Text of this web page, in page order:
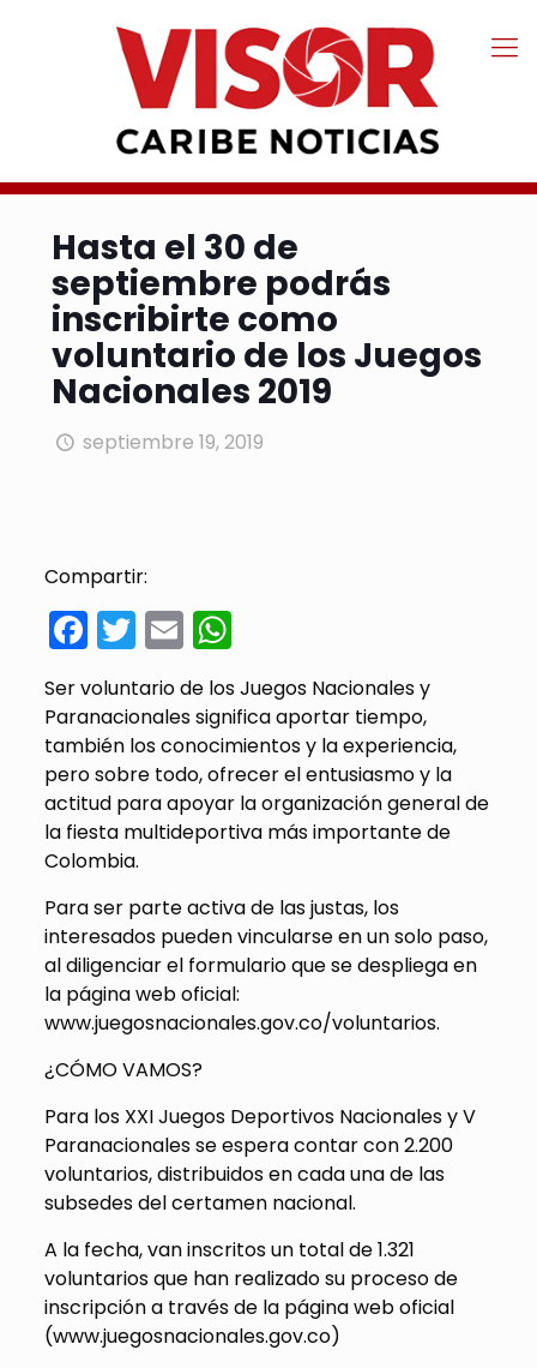
Hasta el 30 de
septiembre podrás
inscribirte como
voluntario de los Juegos
Nacionales 2019
septiembre 19, 2019
Compartir:
Facebook
Twitter
EmailWhatsApp
Ser voluntario de los Juegos Nacionales y
Paranacionales significa aportar tiempo,
también los conocimientos y la experiencia,
pero sobre todo, ofrecer el entusiasmo y la
actitud para apoyar la organización general de
la fiesta multideportiva más importante de
Colombia.
Para ser parte activa de las justas, los
interesados pueden vincularse en un solo paso,
al diligenciar el formulario que se despliega en
la página web oficial:
www.juegosnacionales.gov.co/voluntarios.
¿CÓMO VAMOS?
Para los XXI Juegos Deportivos Nacionales y V
Paranacionales se espera contar con 2.200
voluntarios, distribuidos en cada una de las
subsedes del certamen nacional.
A la fecha, van inscritos un total de 1.321
voluntarios que han realizado su proceso de
inscripción a través de la página web oficial
(www.juegosnacionales.gov.co)